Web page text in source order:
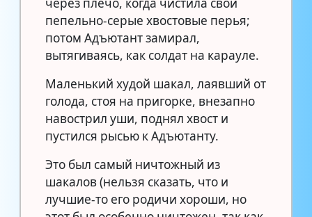
пепельно-серые хвостовые перья;
потом Адъютант замирал,
вытягиваясь, как солдат на карауле.
Маленький худой шакал, лаявший от
голода, стоя на пригорке, внезапно
навострил уши, поднял хвост и
пустился рысью к Адъютанту.
Это был самый ничтожный из
шакалов (нельзя сказать, что и
лучшие-то его родичи хороши, но